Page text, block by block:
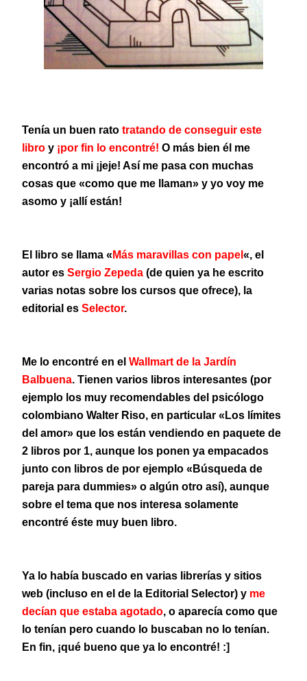
Tenía un buen rato tratando de conseguir este
libro y ¡por fin lo encontré! O más bien él me
encontró a mi ¡jeje! Así me pasa con muchas
cosas que «como que me llaman» y yo voy me
asomo y ¡allí están!
El libro se llama « Más maravillas con papel «, el
autor es Sergio Zepeda (de quien ya he escrito
varias notas sobre los cursos que ofrece), la
editorial es Selector.
Me lo encontré en el Wallmart de la Jardín
Balbuena. Tienen varios libros interesantes (por
ejemplo los muy recomendables del psicólogo
colombiano Walter Riso, en particular «Los límites
del amor» que los están vendiendo en paquete de
2 libros por 1, aunque los ponen ya empacados
junto con libros de por ejemplo «Búsqueda de
pareja para dummies» o algún otro así), aunque
sobre el tema que nos interesa solamente
encontré éste muy buen libro.
Ya lo había buscado en varias librerías y sitios
web (incluso en el de la Editorial Selector) y me
decían que estaba agotado, o aparecía como que
lo tenían pero cuando lo buscaban no lo tenían.
En fin, ¡qué bueno que ya lo encontré! :]